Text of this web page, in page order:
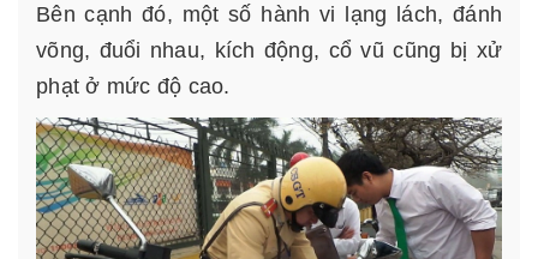
Bên cạnh đó, một số hành vi lạng lách, đánh
võng, đuổi nhau, kích động, cổ vũ cũng bị xử
phạt ở mức độ cao.